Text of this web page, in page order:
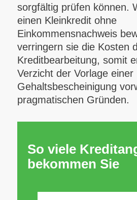
sorgfältig prüfen können.
einen Kleinkredit ohne
Einkommensnachweis
verringern sie die Kosten
Kreditbearbeitung, somit
Verzicht der Vorlage einer
Gehaltsbescheinigung
pragmatischen Gründen.
So viele
bekommen Sie